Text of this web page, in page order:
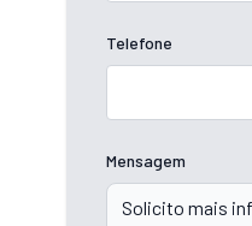
Telefone
Mensagem